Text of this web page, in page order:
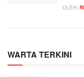
OLEH:
WARTA TERKINI